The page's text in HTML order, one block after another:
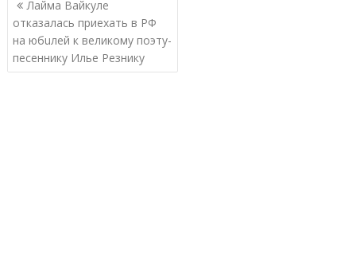
по
записям
Лайма Вайкуле
отказалась приехать в РФ
на юбuлей к великому поэту-
песеннику Илье Резнику